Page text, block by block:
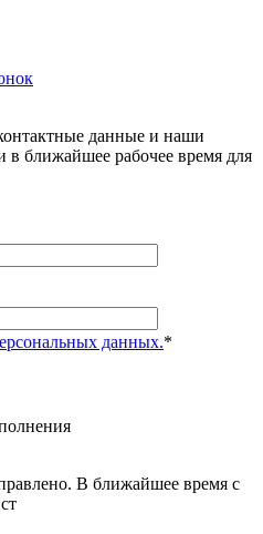
данные и наши
в ближайшее рабочее время для
данных.*
В ближайшее время с